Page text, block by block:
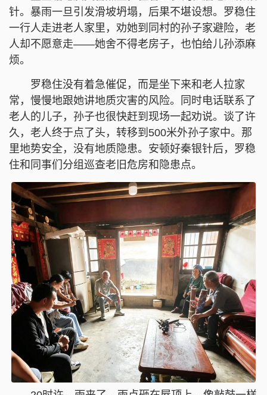
针。暴雨一旦引发滑坡坍塌，后果不堪设想。罗稳住
一行人走进老人家里，劝她到同村的孙子家避险，老
人却不愿意走——她舍不得老房子，也怕给儿孙添麻
烦。
罗稳住没有着急催促，而是坐下来和老人拉家
常，慢慢地跟她讲地质灾害的风险。同时电话联系了
老人的儿子，孙子也很快赶到现场一起劝说。谈了许
久，老人终于点了头，转移到500米外孙子家中。那
里地势安全，没有地质隐患。安顿好秦银针后，罗稳
住和同事们分组巡查老旧危房和隐患点。